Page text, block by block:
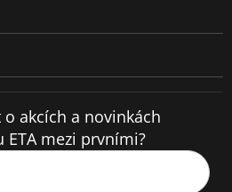
o akcích a novinkách
ETA mezi prvními?